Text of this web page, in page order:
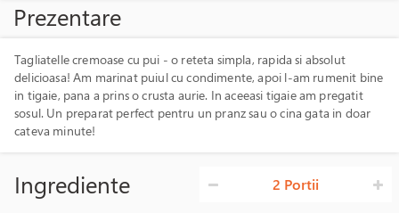
Prezentare
Tagliatelle cremoase cu pui - o reteta simpla, rapida si absolut
delicioasa! Am marinat puiul cu condimente, apoi l-am rumenit bine
in tigaie, pana a prins o crusta aurie. In aceeasi tigaie am pregatit
sosul. Un preparat perfect pentru un pranz sau o cina gata in doar
cateva minute!
Ingrediente 2 Portii